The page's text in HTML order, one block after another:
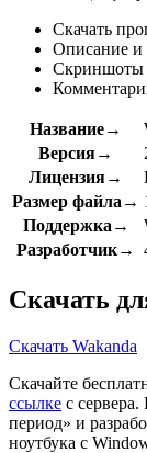
Скачать
Описание
Скриншоты
Название→
Версия→
Лицензия→
Размер файла→
Поддержка→
Разработчик→
Скачать
Скачать Wakanda
Скачайте
ссылке с
период» и
ноутбука с